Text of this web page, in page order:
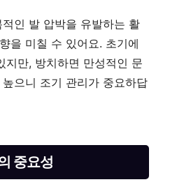
인 발 압박을 유발하는 활
을 미칠 수 있어요. 초기에
지만, 방치하면 만성적인 문
으니 조기 관리가 중요하답
중요성